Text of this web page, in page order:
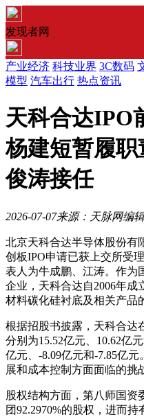
发现者网
产业经济 科技业界 3C数码
模型 汽车出行 热点资讯
天科合达IPO
杨建短暂履
俊涛接任
2026-07-07来源：天脉网编
北京天科合达半导体股份有
创板IPO申请已获上交所受
表人为牛成鹏、江涛。作为
企业，天科合达自2006年
材料碳化硅衬底及相关产品
根据招股书披露，天科合达
分别为15.52亿元、10.62亿
亿元、-8.09亿元和-7.85亿
展和成本控制方面面临的挑
股权结构方面，第八师国资
团92.2970%的股权，进而